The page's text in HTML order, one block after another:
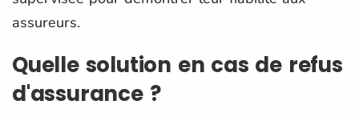
assureurs.
Quelle solution en cas de refus
d'assurance ?